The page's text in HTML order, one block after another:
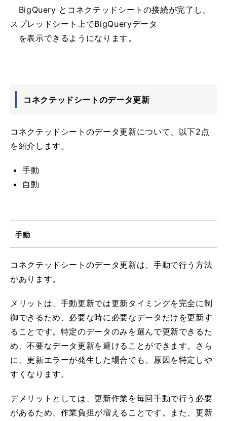
BigQuery とコネクテッドシートの接続が完了し、
スプレッドシート上でBigQueryデータ
を表示できるようになります。
コネクテッドシートのデータ更新
コネクテッドシートのデータ更新について、以下2点
を紹介します。
手動
自動
手動
コネクテッドシートのデータ更新は、手動で行う方法
があります。
メリットは、手動更新では更新タイミングを完全に制
御できるため、必要な時に必要なデータだけを更新す
ることです。特定のデータのみを選んで更新できるた
め、不要なデータ更新を避けることができます。さら
に、更新エラーが発生した場合でも、原因を特定しや
すくなります。
デメリットとしては、更新作業を毎回手動で行う必要
があるため、作業負担が増えることです。また、更新